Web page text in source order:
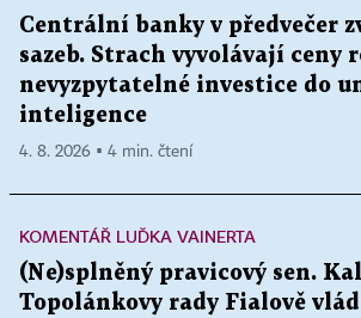
Centrální banky v předvečer
sazeb. Strach vyvolávají ceny
nevyzpytatelné investice do
inteligence
4. 8. 2026 ▪ 4 min. čtení
KOMENTÁŘ LUĎKA VAINERTA
(Ne)splněný pravicový sen.
Topolánkovy rady Fialově